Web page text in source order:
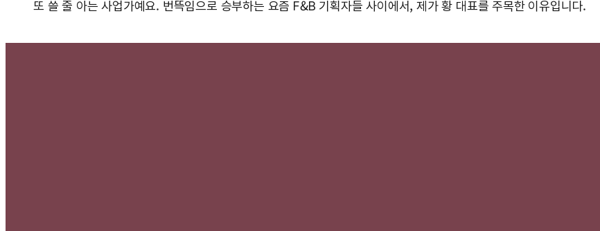
또 쓸 줄 아는 사업가예요. 번뜩임으로 승부하는 요즘 F&B 기획자들 사이에서, 제가 황 대표를 주목한 이유입니다.